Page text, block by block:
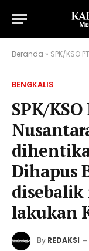
Beranda » SPK/KSO PT. Agrinas
BENGKALIS
SPK/
Dihapus
lakukan
By REDAKSI